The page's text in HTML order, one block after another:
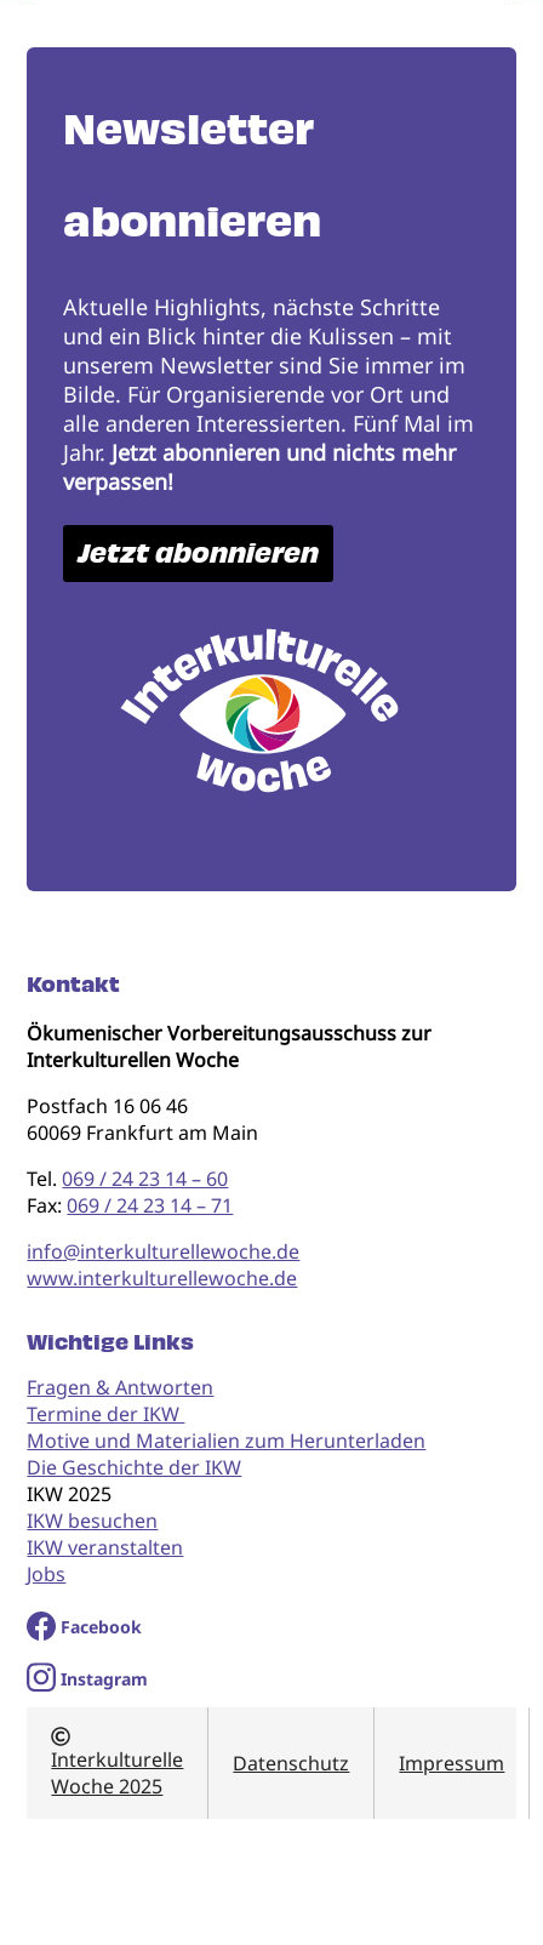
Newsletter
abonnieren
Aktuelle Highlights, nächste Schritte
und ein Blick hinter die Kulissen – mit
unserem Newsletter sind Sie immer im
Bilde. Für Organisierende vor Ort und
alle anderen Interessierten. Fünf Mal im
Jahr. Jetzt abonnieren und nichts mehr
verpassen!
Jetzt abonnieren
Kontakt
Ökumenischer Vorbereitungsausschuss zur
Interkulturellen Woche
Postfach 16 06 46
60069 Frankfurt am Main
Tel.069 / 24 23 14 – 60
Fax:069 / 24 23 14 – 71
info@interkulturellewoche.de
www.interkulturellewoche.de
Wichtige Links
Fragen & Antworten
Termine der IKW
Motive und Materialien zum Herunterladen
Die Geschichte der IKW
IKW 2025
IKW besuchen
IKW veranstalten
Jobs
Facebook
Instagram
Interkulturelle
Woche 2025
Datenschutz Impressum